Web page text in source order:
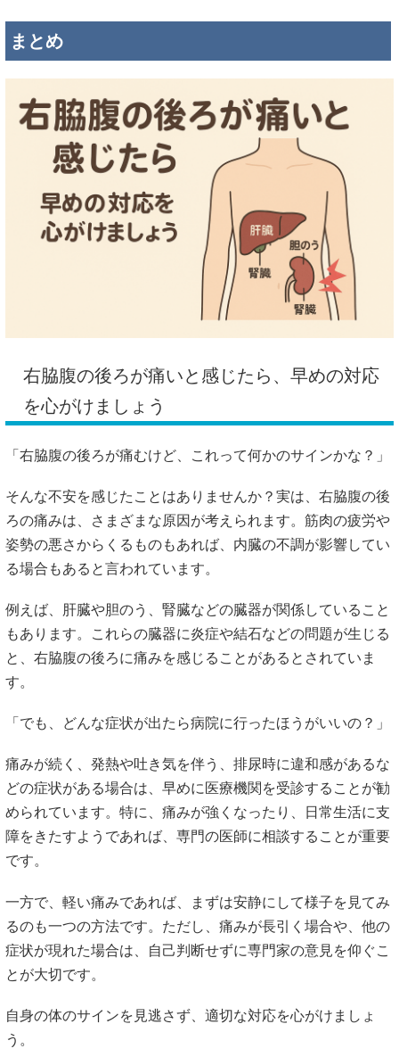
まとめ
右脇腹の後ろが痛いと 感じたら、 早めの対応
を心がけ ま しょう
「 右脇腹の後ろが痛むけど、 これって何かのサインかな？」
そんな不安を感じた こと はありま せんか？ 実は、 右脇腹の後
ろの痛みは、 さまざま な原因 が考え られます。 筋肉の疲労や
姿勢の悪さから くる ものもあれば、 内臓の不調が影響してい
る場合 もある と言われてい ます。
例えば、 肝臓や胆のう、 腎臓などの臓器が関係している こと
もあり ます。 これらの臓器に炎症や結石などの問題が生じる
と、 右脇腹の後ろに痛みを感じる こと がある と さ れてい ま
す。
「 でも、 どんな症状が出たら病院に行ったほうがいいの？」
痛みが続く、 発熱や吐き気を伴う、 排尿時に違和感があるな
どの症状がある場合は、 早めに 医療機関 を受診する こと が勧
められてい ます。 特に、 痛みが強 く なったり、 日常生活に支
障をきたすよう であれば、 専門の医師に相談する こと が重要
です。
一方で、 軽い痛みであれば、 まずは安静にして様子を 見てみ
るのも一つの方法です。 ただし、 痛みが長引く 場合や、 他の
症状が現れた場合は、 自己判断せずに専門家の意見を仰ぐこ
と が大切です。
自身の体のサインを 見逃さず、 適切な対応を心がけ ま しょ
う。